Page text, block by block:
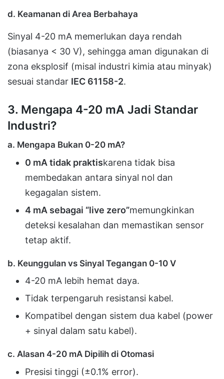
d. Keamanan di Area Berbahaya
Sinyal 4-20 mA memerlukan daya rendah
(biasanya < 30 V), sehingga aman digunakan di
zona eksplosif (misal industri kimia atau minyak)
sesuai standar IEC 61158-2.
3. Mengapa 4-20 mA Jadi Standar
Industri?
a. Mengapa Bukan 0-20 mA?
0 mA tidak praktiskarena tidak bisa
membedakan antara sinyal nol dan
kegagalan sistem.
4 mA sebagai “live zero”memungkinkan
deteksi kesalahan dan memastikan sensor
tetap aktif.
b. Keunggulan vs Sinyal Tegangan 0-10 V
4-20 mA lebih hemat daya.
Tidak terpengaruh resistansi kabel.
Kompatibel dengan sistem dua kabel (power
+ sinyal dalam satu kabel).
c. Alasan 4-20 mA Dipilih di Otomasi
Presisi tinggi (±0.1% error).